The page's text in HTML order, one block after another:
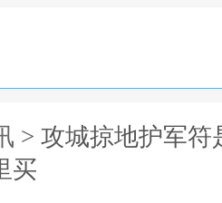
> 攻城掠地护军
买